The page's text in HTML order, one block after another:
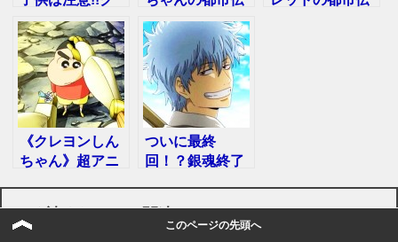
レヨンしんちゃ
んの怖い話ラン
キング
説》野原一家に
まつわる面白い
裏話
《クレヨンしん
ちゃん》超アニ
TOP５！
ついに最終
回！？銀魂終了
い！
よく読まれている関連コンテンツ
このページの先頭へ